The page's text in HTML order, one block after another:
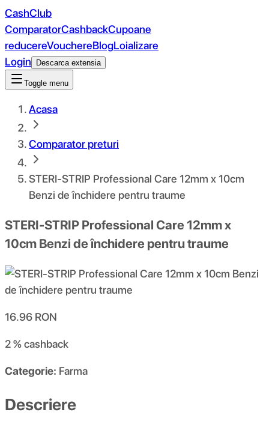
CashClub
ComparatorCashbackCupoane
reducereVouchereBlogLoializare
Login
Descarca extensia
Toggle menu
Acasa
Comparator preturi
STERI-STRIP Professional Care 12mm x 10cm
Benzi de închidere pentru traume
STERI-STRIP Professional Care 12mm x
10cm Benzi de închidere pentru traume
16.96 RON
2 %cashback
Categorie: Farma
Descriere